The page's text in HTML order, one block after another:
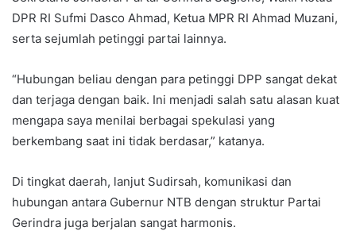
DPR RI Sufmi Dasco Ahmad, Ketua MPR RI Ahmad Muzani,
serta sejumlah petinggi partai lainnya.
“Hubungan beliau dengan para petinggi DPP sangat dekat
dan terjaga dengan baik. Ini menjadi salah satu alasan kuat
mengapa saya menilai berbagai spekulasi yang
berkembang saat ini tidak berdasar,” katanya.
Di tingkat daerah, lanjut Sudirsah, komunikasi dan
hubungan antara Gubernur NTB dengan struktur Partai
Gerindra juga berjalan sangat harmonis.